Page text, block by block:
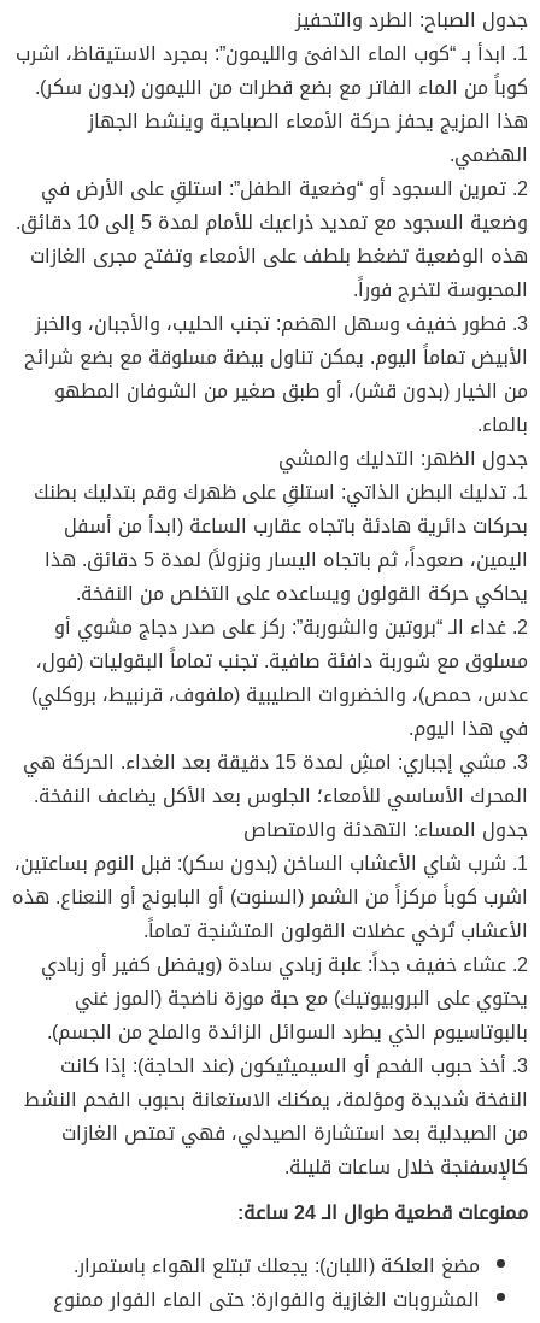
جدول الصباح: الطرد والتحفيز
1. ابدأ بـ “كوب الماء الدافئ والليمون”: بمجرد الاستيقاظ، اشرب
كوباً من الماء الفاتر مع بضع قطرات من الليمون (بدون سكر).
هذا المزيج يحفز حركة الأمعاء الصباحية وينشط الجهاز
الهضمي.
2. تمرين السجود أو “وضعية الطفل”: استلقِ على الأرض في
وضعية السجود مع تمديد ذراعيك للأمام لمدة 5 إلى 10 دقائق.
هذه الوضعية تضغط بلطف على الأمعاء وتفتح مجرى الغازات
المحبوسة لتخرج فوراً.
3. فطور خفيف وسهل الهضم: تجنب الحليب، والأجبان، والخبز
الأبيض تماماً اليوم. يمكن تناول بيضة مسلوقة مع بضع شرائح
من الخيار (بدون قشر)، أو طبق صغير من الشوفان المطهو
بالماء.
جدول الظهر: التدليك والمشي
1. تدليك البطن الذاتي: استلقِ على ظهرك وقم بتدليك بطنك
بحركات دائرية هادئة باتجاه عقارب الساعة (ابدأ من أسفل
اليمين، صعوداً، ثم باتجاه اليسار ونزولاً) لمدة 5 دقائق. هذا
يحاكي حركة القولون ويساعده على التخلص من النفخة.
2. غداء الـ “بروتين والشوربة”: ركز على صدر دجاج مشوي أو
مسلوق مع شوربة دافئة صافية. تجنب تماماً البقوليات (فول،
عدس، حمص)، والخضروات الصليبية (ملفوف، قرنبيط، بروكلي)
في هذا اليوم.
3. مشي إجباري: امشِ لمدة 15 دقيقة بعد الغداء. الحركة هي
المحرك الأساسي للأمعاء؛ الجلوس بعد الأكل يضاعف النفخة.
جدول المساء: التهدئة والامتصاص
1. شرب شاي الأعشاب الساخن (بدون سكر): قبل النوم بساعتين،
اشرب كوباً مركزاً من الشمر (السنوت) أو البابونج أو النعناع. هذه
الأعشاب تُرخي عضلات القولون المتشنجة تماماً.
2. عشاء خفيف جداً: علبة زبادي سادة (ويفضل كفير أو زبادي
يحتوي على البروبيوتيك) مع حبة موزة ناضجة (الموز غني
بالبوتاسيوم الذي يطرد السوائل الزائدة والملح من الجسم).
3. أخذ حبوب الفحم أو السيميثيكون (عند الحاجة): إذا كانت
النفخة شديدة ومؤلمة، يمكنك الاستعانة بحبوب الفحم النشط
من الصيدلية بعد استشارة الصيدلي، فهي تمتص الغازات
كالإسفنجة خلال ساعات قليلة.
ممنوعات قطعية طوال الـ 24 ساعة:
مضغ العلكة (اللبان): يجعلك تبتلع الهواء باستمرار.
المشروبات الغازية والفوارة: حتى الماء الفوار ممنوع